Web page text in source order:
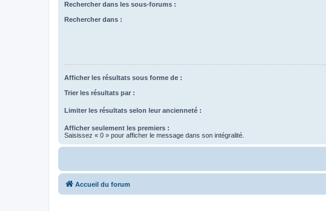
Rechercher dans les sous-forums :
Rechercher dans :
Afficher les résultats sous forme de :
Trier les résultats par :
Limiter les résultats selon leur ancienneté :
Afficher seulement les premiers :
Saisissez « 0 » pour afficher le message dans son intégralité.
Accueil du forum